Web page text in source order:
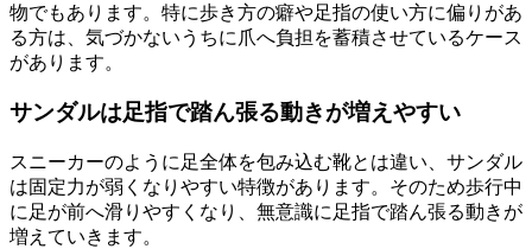
物でもあります。特に歩き方の癖や足指の使い方に偏りがあ
る方は、気づかないうちに爪へ負担を蓄積させているケース
があります。
サンダルは足指で踏ん張る動きが増えやすい
スニーカーのように足全体を包み込む靴とは違い、サンダル
は固定力が弱くなりやすい特徴があります。そのため歩行中
に足が前へ滑りやすくなり、無意識に足指で踏ん張る動きが
増えていきます。